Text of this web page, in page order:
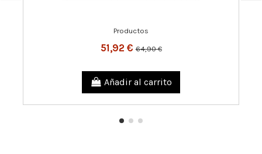
Productos
51,92 €64,90 €
Añadir al carrito